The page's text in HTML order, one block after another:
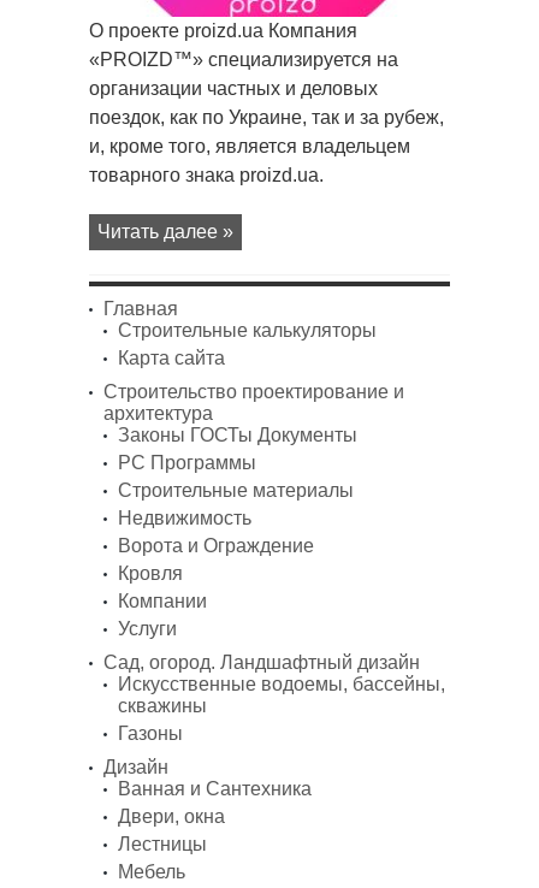
О проекте proizd.ua Компания
«PROIZD™» специализируется на
организации частных и деловых
поездок, как по Украине, так и за рубеж,
и, кроме того, является владельцем
товарного знака proizd.ua.
Читать далее »
Главная
Строительные калькуляторы
Карта сайта
Строительство проектирование и
архитектура
Законы ГОСТы Документы
PC Программы
Строительные материалы
Недвижимость
Ворота и Ограждение
Кровля
Компании
Услуги
Сад, огород. Ландшафтный дизайн
Искусственные водоемы, бассейны,
скважины
Газоны
Дизайн
Ванная и Сантехника
Двери, окна
Лестницы
Мебель